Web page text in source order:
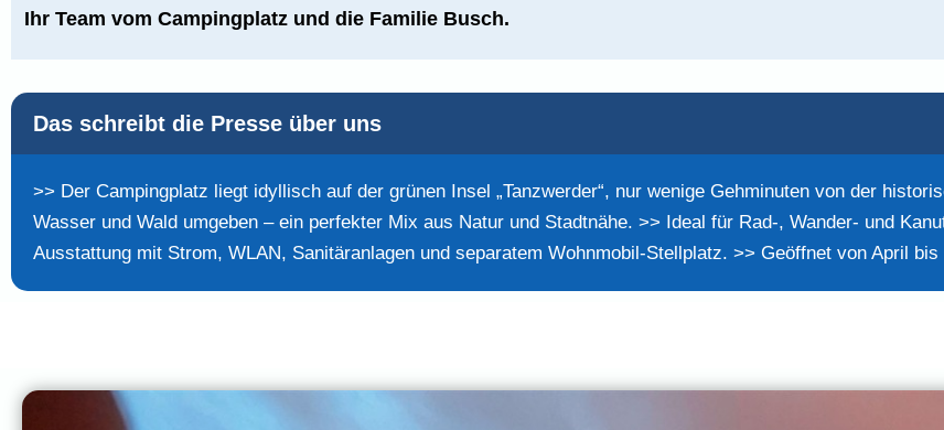
Ihr Team vom Campingplatz und die Familie Busch.
Das schreibt die Presse über uns
>> Der Campingplatz liegt idyllisch auf der grünen Insel „Tanzwerder“, nur wenige Gehminuten von der
Wasser und Wald umgeben – ein perfekter Mix aus Natur und Stadtnähe. >> Ideal für Rad-, Wander- und
Ausstattung mit Strom, WLAN, Sanitäranlagen und separatem Wohnmobil-Stellplatz. >> Geöffnet von April